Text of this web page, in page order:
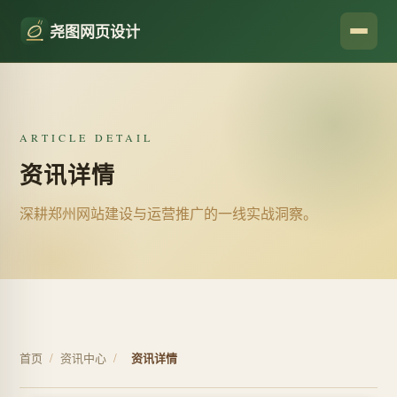
尧图网页设计
ARTICLE DETAIL
资讯详情
深耕郑州网站建设与运营推广的一线实战洞察。
首页 / 资讯中心 / 资讯详情